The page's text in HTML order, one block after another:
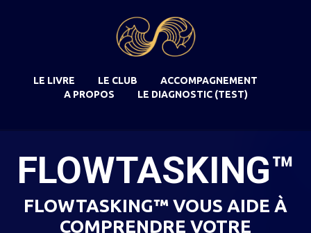
LE LIVRE LE CLUB
ACCOMPAGNEMENT
A PROPOS
LE DIAGNOSTIC (TEST)
FLOWTASKING™
FLOWTASKING™ VOUS AIDE À
COMPRENDRE VOTRE